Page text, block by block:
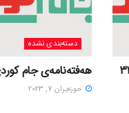
دسته‌بندی نشده
هەفتەنامەی جام کوردی
حوزه‌یران 7, 2023